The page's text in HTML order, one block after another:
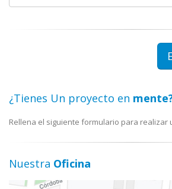
¿Tienes Un proyecto en
Rellena el siguiente formulario para realizar
Nuestra Oficina